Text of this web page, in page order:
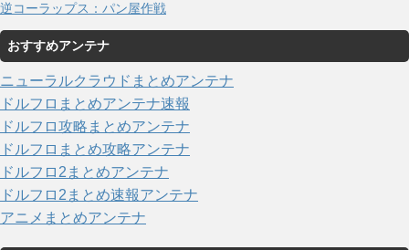
逆コーラップス：パン屋作戦
おすすめアンテナ
ニューラルクラウドまとめアンテナ
ドルフロまとめアンテナ速報
ドルフロ攻略まとめアンテナ
ドルフロまとめ攻略アンテナ
ドルフロ2まとめアンテナ
ドルフロ2まとめ速報アンテナ
アニメまとめアンテナ